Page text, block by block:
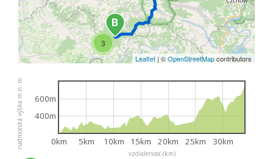
3
Leaflet | ©OpenStreetMapcontributors
vzdialenosť (km)
nadmorská výška m n. m. 0km 5km 10km 15km 20km 25km 30km
400m
600m